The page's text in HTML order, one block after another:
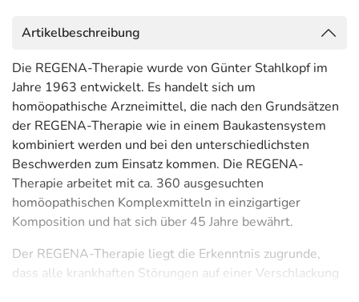
Artikelbeschreibung
Die REGENA-Therapie wurde von Günter Stahlkopf im
Jahre 1963 entwickelt. Es handelt sich um
homöopathische Arzneimittel, die nach den Grundsätzen
der REGENA-Therapie wie in einem Baukastensystem
kombiniert werden und bei den unterschiedlichsten
Beschwerden zum Einsatz kommen. Die REGENA-
Therapie arbeitet mit ca. 360 ausgesuchten
homöopathischen Komplexmitteln in einzigartiger
Komposition und hat sich über 45 Jahre bewährt.
Der REGENA-Therapie liegt die Erkenntnis zugrunde,
dass alle krankhaften Störungen auf einer Verschlackung